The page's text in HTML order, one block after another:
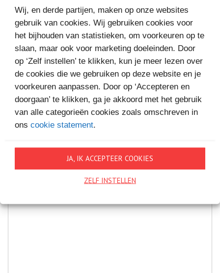
Wij, en derde partijen, maken op onze websites
gebruik van cookies. Wij gebruiken cookies voor
het bijhouden van statistieken, om voorkeuren op te
slaan, maar ook voor marketing doeleinden. Door
op ‘Zelf instellen’ te klikken, kun je meer lezen over
de cookies die we gebruiken op deze website en je
voorkeuren aanpassen. Door op ‘Accepteren en
doorgaan’ te klikken, ga je akkoord met het gebruik
van alle categorieën cookies zoals omschreven in
ons cookie statement.
JA, IK ACCEPTEER COOKIES
ZELF INSTELLEN
ZOMEREDITIE JULI